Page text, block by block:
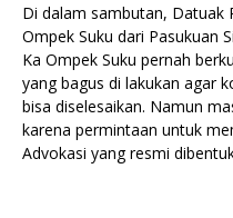
Di dalam sambutan, Datuak
Ompek Suku dari Pasukuan
Ka Ompek Suku pernah
yang bagus di lakukan agar
bisa diselesaikan. Namun
karena permintaan untuk
Advokasi yang resmi